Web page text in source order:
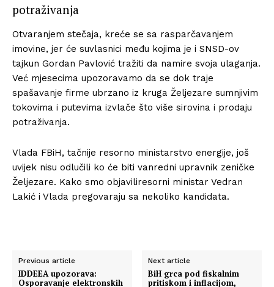
potraživanja
Otvaranjem stečaja, kreće se sa rasparčavanjem
imovine, jer će suvlasnici među kojima je i SNSD-ov
tajkun Gordan Pavlović tražiti da namire svoja ulaganja.
Već mjesecima upozoravamo da se dok traje
spašavanje firme ubrzano iz kruga Željezare sumnjivim
tokovima i putevima izvlače što više sirovina i prodaju
potraživanja.
Vlada FBiH, tačnije resorno ministarstvo energije, još
uvijek nisu odlučili ko će biti vanredni upravnik zeničke
Željezare. Kako smo objaviliresorni ministar Vedran
Lakić i Vlada pregovaraju sa nekoliko kandidata.
Previous article
IDDEEA upozorava:
Osporavanje elektronskih
Next article
BiH grca pod fiskalnim
pritiskom i inflacijom,